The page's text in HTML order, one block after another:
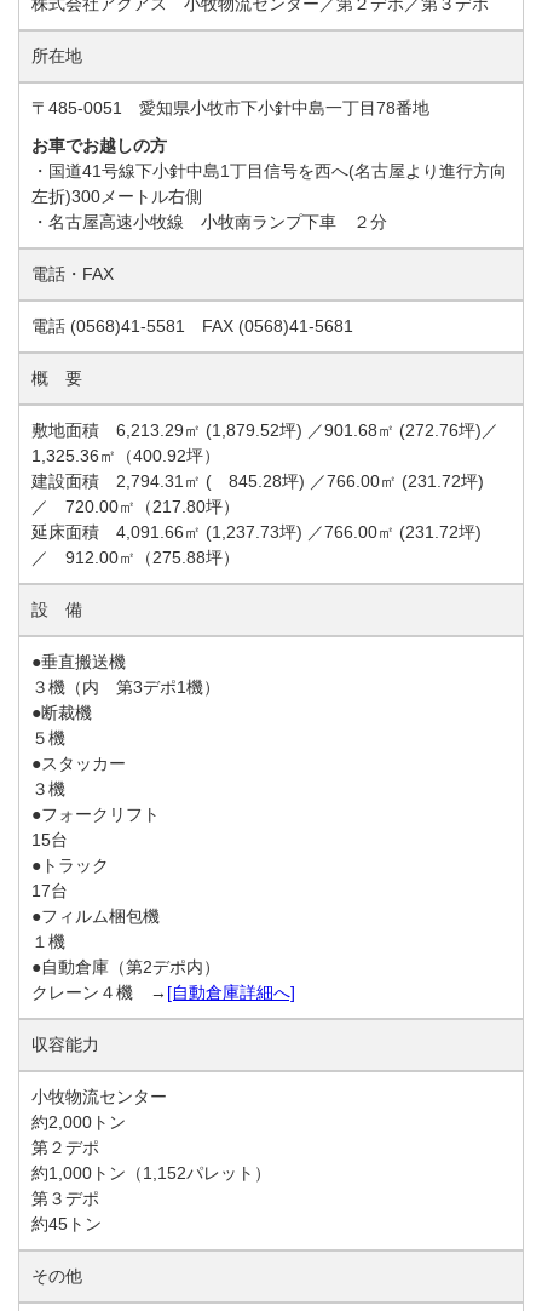
株式会社アクアス 小牧物流センター／第２デポ／第３デポ
所在地
〒485-0051 愛知県小牧市下小針中島一丁目78番地
お車でお越しの方
・国道41号線下小針中島1丁目信号を西へ(名古屋より進行方向
左折)300メートル右側
・名古屋高速小牧線 小牧南ランプ下車 ２分
電話・FAX
電話 (0568)41-5581 FAX (0568)41-5681
概 要
敷地面積 6,213.29㎡ (1,879.52坪) ／901.68㎡ (272.76坪)／
1,325.36㎡（400.92坪）
建設面積 2,794.31㎡ ( 845.28坪) ／766.00㎡ (231.72坪)
／ 720.00㎡（217.80坪）
延床面積 4,091.66㎡ (1,237.73坪) ／766.00㎡ (231.72坪)
／ 912.00㎡（275.88坪）
設 備
●垂直搬送機
３機（内 第3デポ1機）
●断裁機
５機
●スタッカー
３機
●フォークリフト
15台
●トラック
17台
●フィルム梱包機
１機
●自動倉庫（第2デポ内）
クレーン４機 → [自動倉庫詳細へ]
収容能力
小牧物流センター
約2,000トン
第２デポ
約1,000トン（1,152パレット）
第３デポ
約45トン
その他